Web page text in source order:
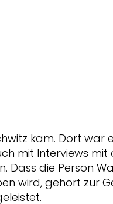
kam. Dort war
mit Interviews
die Person
wird, gehört zur